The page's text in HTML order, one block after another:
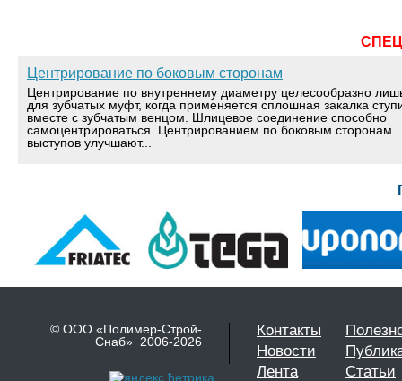
Центрирование по боковым сторонам
Центрирование по внутреннему диаметру целесообразно
для зубчатых муфт, когда применяется сплошная закалка
вместе с зубчатым венцом. Шлицевое соединение способно
самоцентрироваться. Центрированием по боковым сторонам
выступов улучшают...
© ООО «Полимер-Строй-
Снаб» 2006-2026
Контакты
Новости
Лента
Статьи